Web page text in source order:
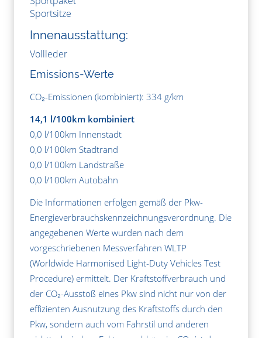
Sportsitze
Innenausstattung:
Vollleder
Emissions-Werte
CO₂-Emissionen (kombiniert): 334 g/km
14,1 l/100km kombiniert
0,0 l/100km Innenstadt
0,0 l/100km Stadtrand
0,0 l/100km Landstraße
0,0 l/100km Autobahn
Die Informationen erfolgen gemäß der Pkw-
Energieverbrauchskennzeichnungsverordnung. Die
angegebenen Werte wurden nach dem
vorgeschriebenen Messverfahren WLTP
(Worldwide Harmonised Light-Duty Vehicles Test
Procedure) ermittelt. Der Kraftstoffverbrauch und
der CO₂-Ausstoß eines Pkw sind nicht nur von der
effizienten Ausnutzung des Kraftstoffs durch den
Pkw, sondern auch vom Fahrstil und anderen